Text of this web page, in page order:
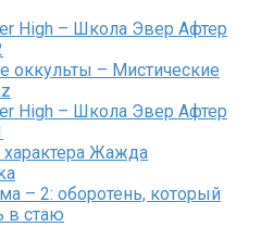
High – Школа Эвер Афтер
оккульты – Мистические
High – Школа Эвер Афтер
характера Жажда
– 2: оборотень, который
в стаю